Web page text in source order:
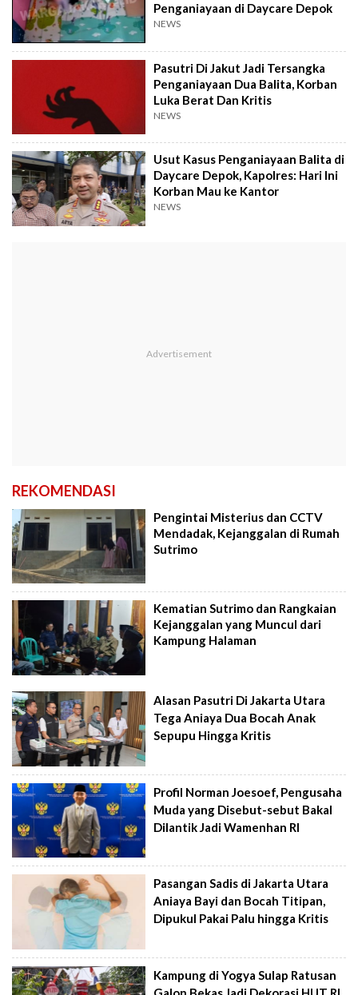
Penganiayaan di Daycare Depok
NEWS
Pasutri Di Jakut Jadi Tersangka
Penganiayaan Dua Balita, Korban
Luka Berat Dan Kritis
NEWS
Usut Kasus Penganiayaan Balita di
Daycare Depok, Kapolres: Hari Ini
Korban Mau ke Kantor
NEWS
REKOMENDASI
Pengintai Misterius dan CCTV
Mendadak, Kejanggalan di Rumah
Sutrimo
Kematian Sutrimo dan Rangkaian
Kejanggalan yang Muncul dari
Kampung Halaman
Alasan Pasutri Di Jakarta Utara
Tega Aniaya Dua Bocah Anak
Sepupu Hingga Kritis
Profil Norman Joesoef, Pengusaha
Muda yang Disebut-sebut Bakal
Dilantik Jadi Wamenhan RI
Pasangan Sadis di Jakarta Utara
Aniaya Bayi dan Bocah Titipan,
Dipukul Pakai Palu hingga Kritis
Kampung di Yogya Sulap Ratusan